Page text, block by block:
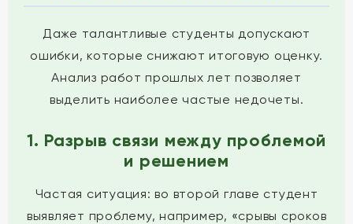
Даже талантливые студенты допускают
ошибки, которые снижают итоговую оценку.
Анализ работ прошлых лет позволяет
выделить наиболее частые недочеты.
1. Разрыв связи между проблемой
и решением
Частая ситуация: во второй главе студент
выявляет проблему, например, «срывы сроков